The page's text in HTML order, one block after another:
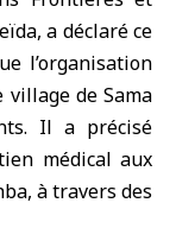
a déclaré ce
l’organisation
de Sama
Il a précisé
médical aux
à travers des